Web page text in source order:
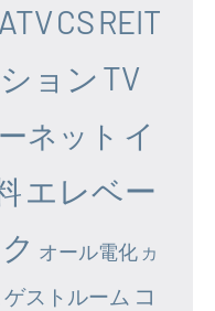
CSREIT
ョン TV
ネット イ
エレベー
オール電化 カ
ゲストルーム コ